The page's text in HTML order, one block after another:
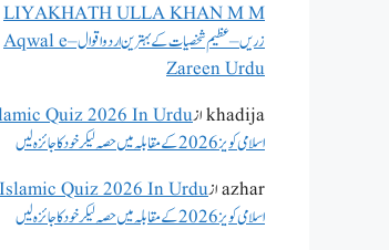
LIYAKHATH ULLA KHAN M M
زریں – عظیم شخصیات کے بہترین اردو اقوال – Aqwal e
Zareen Urdu
khadijaاز
اسلامی کویز 2026 کے مقابلہ میں حصہ لیکر خود کا جائزہ لیں
azharاز
اسلامی کویز 2026 کے مقابلہ میں حصہ لیکر خود کا جائزہ لیں